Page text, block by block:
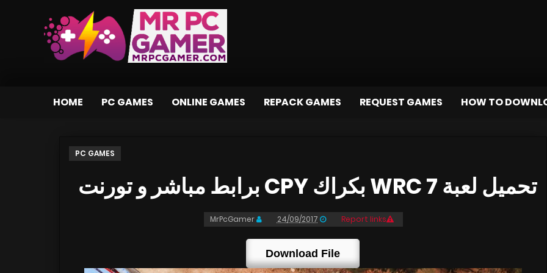
HOME PC GAMES ONLINE GAMES REPACK GAMES REQUEST GAMES HOW TO
PC GAMES
تحميل لعبة WRC 7 بكراك CPY برابط مباشر و تورنت
MrPcGamer 24/09/2017 Report links
Download File